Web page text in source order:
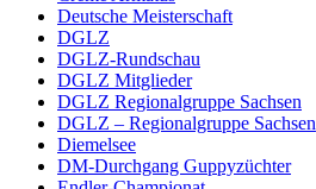
Deutsche Meisterschaft
DGLZ
DGLZ-Rundschau
DGLZ Mitglieder
DGLZ Regionalgruppe Sachsen
DGLZ – Regionalgruppe Sachsen
Diemelsee
DM-Durchgang Guppyzüchter